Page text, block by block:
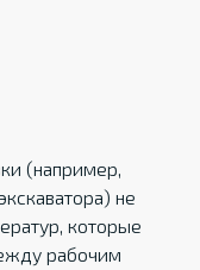
(например,
не
которые
рабочим